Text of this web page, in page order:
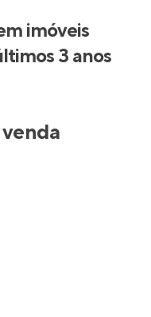
imóveis
3 anos